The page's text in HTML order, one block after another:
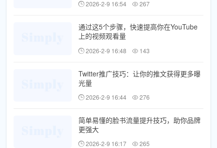
2026-2-9 16:54 267
通过这5个步骤，快速提高你在YouTube
上的视频观看量
2026-2-9 16:48 143
Twitter推广技巧：让你的推文获得更多曝
光量
2026-2-9 16:44 276
简单易懂的脸书流量提升技巧，助你品牌
更强大
2026-2-9 16:17 265